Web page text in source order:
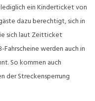
ein Kinderticket von
dazu berechtigt, sich in
sich laut Zeitticket
Fahrscheine werden auch in
So kommen auch
der Streckensperrung